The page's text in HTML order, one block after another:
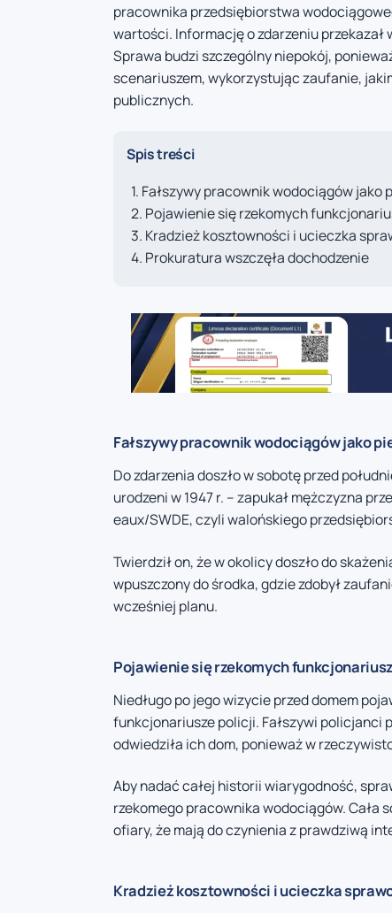
pracownika przedsiębiorstwa
wartości. Informację o zdarzeniu
Sprawa budzi szczególny niepokój,
scenariuszem, wykorzystując zaufanie,
publicznych.
Spis treści
Fałszywy pracownik wodociągów jako
Pojawienie się rzekomych
Kradzież kosztowności i ucieczka
Prokuratura wszczęła dochodzenie
Fałszywy pracownik wodociągów jako
Do zdarzenia doszło w sobotę przed
urodzeni w 1947 r. – zapukał mężczyzna
eaux/SWDE, czyli walońskiego
Twierdził on, że w okolicy doszło do
wpuszczony do środka, gdzie zdobył
wcześniej planu.
Pojawienie się rzekomych
Niedługo po jego wizycie przed domem
funkcjonariusze policji. Fałszywi policjanci
odwiedziła ich dom, ponieważ w
Aby nadać całej historii wiarygodność,
rzekomego pracownika wodociągów. Cała
ofiary, że mają do czynienia z prawdziwą
Kradzież kosztowności i ucieczka